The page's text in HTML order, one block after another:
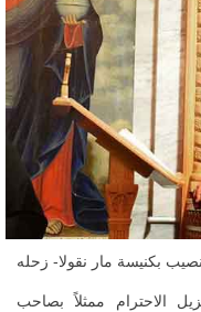
بكنيسة مار نقولا- زحله
الاحترام ممثلاً بصاحب